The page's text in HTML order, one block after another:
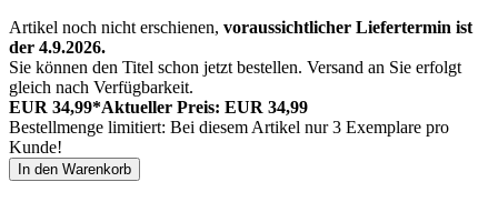
Artikel noch nicht erschienen, voraussichtlicher Liefertermin ist
der 4.9.2026.
Sie können den Titel schon jetzt bestellen. Versand an Sie erfolgt
gleich nach Verfügbarkeit.
EUR 34,99*Aktueller Preis: EUR 34,99
Bestellmenge limitiert: Bei diesem Artikel nur 3 Exemplare pro
Kunde!
In den Warenkorb